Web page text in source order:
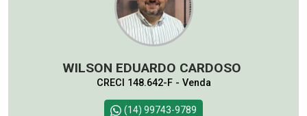
WILSON EDUARDO CARDOSO
CRECI 148.642-F - Venda
(14) 99743-9789